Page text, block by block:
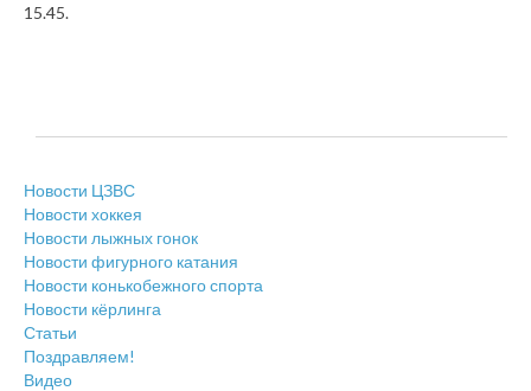
15.45.
Новости ЦЗВС
Новости хоккея
Новости лыжных гонок
Новости фигурного катания
Новости конькобежного спорта
Новости кёрлинга
Статьи
Поздравляем!
Видео